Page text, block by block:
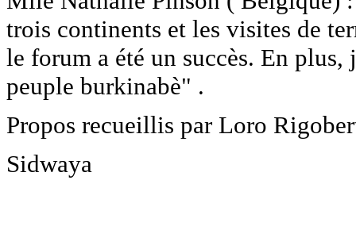
trois continents et les visites de
le forum a été un succès. En
peuple burkinabè" .
Propos recueillis par Loro
Sidwaya